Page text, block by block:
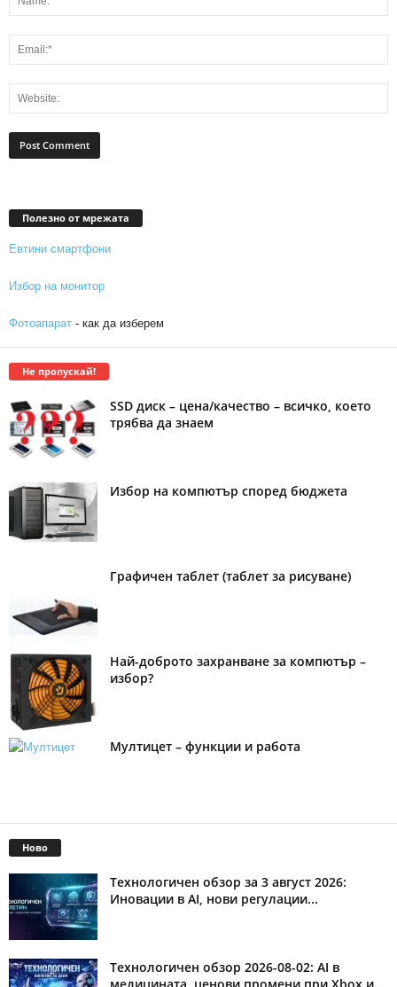
Полезно от мрежата
Евтини смартфони
Избор на монитор
Фотоапарат - как да изберем
Не пропускай!
SSD диск – цена/качество – всичко, което
трябва да знаем
Избор на компютър според бюджета
Графичен таблет (таблет за рисуване)
Най-доброто захранване за компютър –
избор?
Мултицет – функции и работа
Ново
Технологичен обзор за 3 август 2026:
Иновации в AI, нови регулации...
Технологичен обзор 2026-08-02: AI в